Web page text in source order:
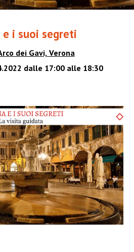
e i suoi segreti
dei Gavi, Verona
dalle 17:00 alle 18:30